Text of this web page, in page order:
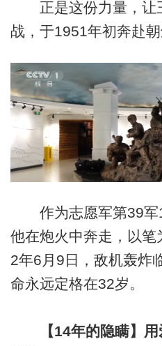
正是这份力量，让
战，于1951年初奔赴朝
作为志愿军第39军
他在炮火中奔走，以
2年6月9日，敌机轰炸
命永远定格在32岁。
【14年的隐瞒】